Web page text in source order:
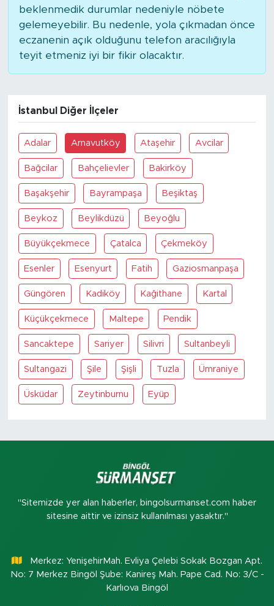
beklenmedik durumlar nedeniyle nöbete
gelemeyebilir. Bu nedenle, yola çıkmadan önce
eczanenin açık olduğunu telefon aracılığıyla
teyit etmeniz iyi bir fikir olacaktır.
İstanbul Diğer İlçeler
Adalar Arnavutköy Ataşehir Avcilar
Bağcilar Bahçelievler Bakirköy
Başakşehir Bayrampaşa Beşiktaş
Beykoz Beylikdüzü Beyoğlu
Büyükçekmece Çatalca Çekmeköy
Esenler Esenyurt Fatih Gaziosmanpaşa
Güngören Kadiköy Kağithane Kartal
Küçükçekmece Maltepe Pendik
Sancaktepe Sariyer Silivri Sultanbeyli
Sultangazi Şile Şişli Tuzla Ümraniye
Üsküdar Zeytinburnu Eyüp
"Sitemizde yer alan haberler, bingolsurmanset.com haber
sitesine aittir ve izinsiz kullanılması yasaktır."
Merkez: YenişehirMah. Evliya Çelebi Sokak Bozgan Apt.
No: 7 Merkez Bingöl Şube: Kanireş Mah. Pape Cad. No: 3/C -
Karlıova Bingöl